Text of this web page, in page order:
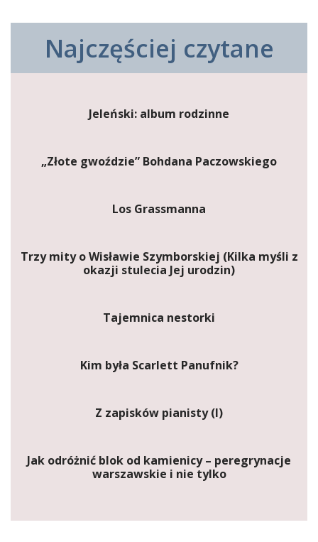
Najczęściej czytane
Jeleński: album rodzinne
„Złote gwoździe” Bohdana Paczowskiego
Los Grassmanna
Trzy mity o Wisławie Szymborskiej (Kilka myśli z
okazji stulecia Jej urodzin)
Tajemnica nestorki
Kim była Scarlett Panufnik?
Z zapisków pianisty (I)
Jak odróżnić blok od kamienicy – peregrynacje
warszawskie i nie tylko